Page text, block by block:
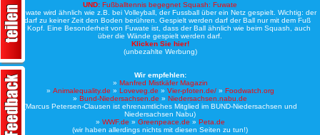
UND: Fußballtennis begegnet Squash: Fuwate
Bei Fuwate wird ähnlich wie z.B. bei Volleyball, der Fussball über ein Netz gespielt. Wichtig: der
Ball darf zu keiner Zeit den Boden berühren. Gespielt werden darf der Ball nur mit dem Fuß
oder Kopf. Eine Besonderheit von Fuwate ist, dass der Ball ähnlich wie beim Squash, auch
über die Wände gespielt werden darf.
Klicken Sie hier!
(unbezahlte Werbung)
Wir empfehlen:
» Manfred Mistkäfer Magazin
» Animalequality.de » Loveveg.de » Vier-pfoten.de/» Foodwatch.org
» Bund-Niedersachsen.de » Niedersachsen.nabu.de
(Marcus Petersen-Clausen ist ehrenamtliches Mitglied im BUND-Niedersachsen und
Niedersachsen Nabu)
» WWF.de » Greenpeace.de » Peta.de
(wir haben allerdings nichts mit diesen Seiten zu tun!)